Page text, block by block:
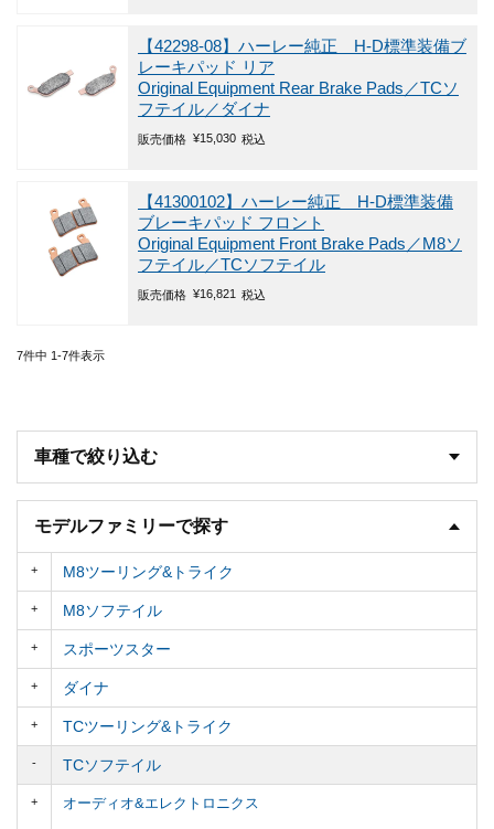
【42298-08】ハーレー純正 H-D標準装備ブ
レーキパッド リア
Original Equipment Rear Brake Pads／TCソ
フテイル／ダイナ
販売価格 ¥15,030 税込
【41300102】ハーレー純正 H-D標準装備
ブレーキパッド フロント
Original Equipment Front Brake Pads／M8ソ
フテイル／TCソフテイル
販売価格 ¥16,821 税込
7件中 1-7件表示
車種で絞り込む
モデルファミリーで探す
M8ツーリング&トライク
M8ソフテイル
スポーツスター
ダイナ
TCツーリング&トライク
TCソフテイル
オーディオ&エレクトロニクス